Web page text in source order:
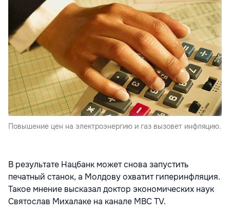
Повышение цен на электроэнергию и газ вызовет инфляцию.
В результате Нацбанк может снова запустить
печатный станок, а Молдову охватит гиперинфляция.
Такое мнение высказал доктор экономических наук
Святослав Михалаке на канале MBC TV.